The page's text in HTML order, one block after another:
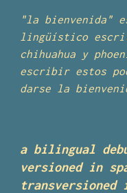
"la bienvenida"
lingüístico
chihuahua y
escribir estos
darse la
a bilingual
versioned in